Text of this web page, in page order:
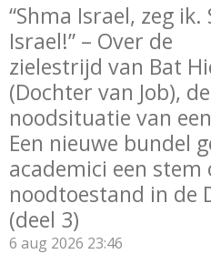
“Shma Israel, zeg ik.
Israel!” – Over de
zielestrijd van Bat
(Dochter van Job), de
noodsituatie van
Een nieuwe bundel
academici een stem
noodtoestand in de
(deel 3)
6 aug 2026 23:46